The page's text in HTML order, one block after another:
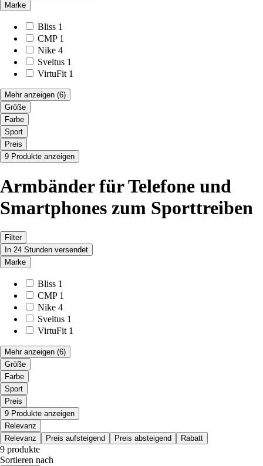
Marke
Bliss 1
CMP 1
Nike 4
Sveltus 1
VirtuFit 1
Mehr anzeigen (6)
Größe
Farbe
Sport
Preis
9 Produkte anzeigen
Armbänder für Telefone und
Smartphones zum Sporttreiben
Filter
In 24 Stunden versendet
Marke
Bliss 1
CMP 1
Nike 4
Sveltus 1
VirtuFit 1
Mehr anzeigen (6)
Größe
Farbe
Sport
Preis
9 Produkte anzeigen
Relevanz
Relevanz
Preis aufsteigend Preis absteigend Rabatt
9 produkte
Sortieren nach